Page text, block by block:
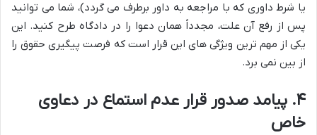
یا شرط داوری که با مراجعه به داور برطرف می گردد)، شما می توانید
پس از رفع آن علت، مجدداً همان دعوا را در دادگاه طرح کنید. این
یکی از مهم ترین ویژگی های این قرار است که فرصت پیگیری حقوق را
از بین نمی برد.
۴. پیامد صدور قرار عدم استماع در دعاوی
خاص